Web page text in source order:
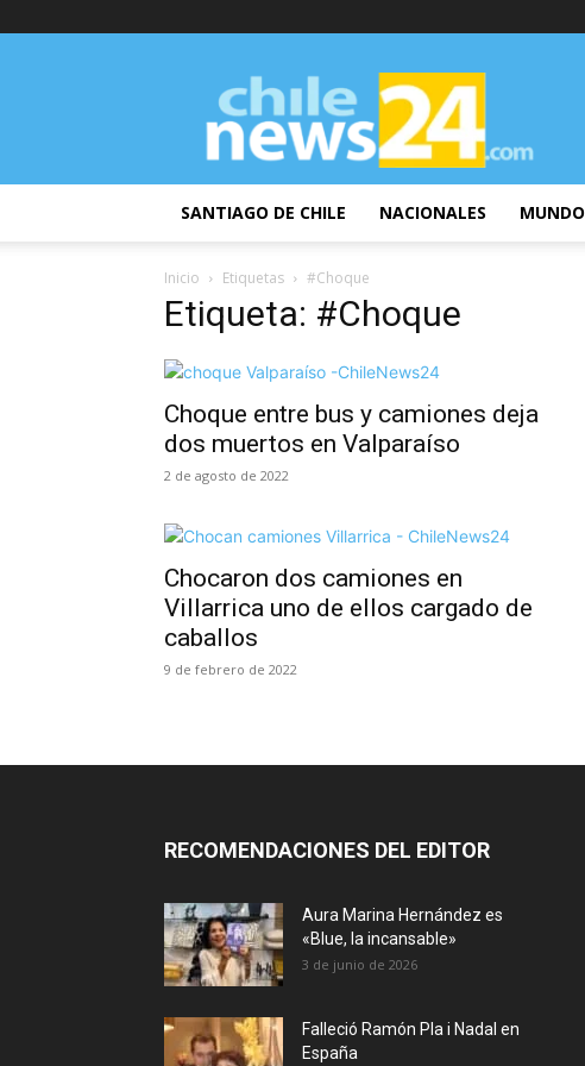
ChileNews24
SANTIAGO DE CHILE NACIONALES MUNDO
Inicio Etiquetas #Choque
Etiqueta: #Choque
Choque entre bus y camiones deja
dos muertos en Valparaíso
2 de agosto de 2022
Chocaron dos camiones en
Villarrica uno de ellos cargado de
caballos
9 de febrero de 2022
RECOMENDACIONES DEL EDITOR
Aura Marina Hernández es
«Blue, la incansable»
3 de junio de 2026
Falleció Ramón Pla i Nadal en
España